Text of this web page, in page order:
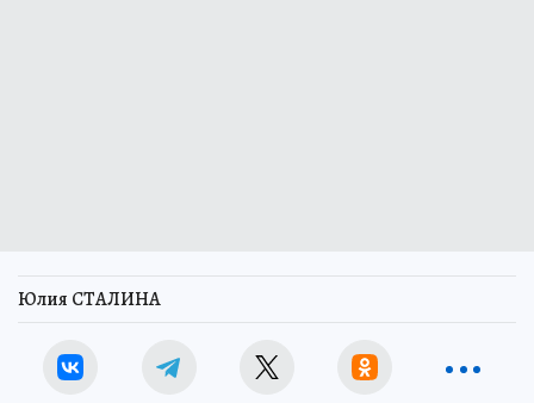
Юлия СТАЛИНА